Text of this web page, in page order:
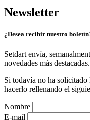
Newsletter
¿Desea recibir nuestro
Setdart envía,
novedades más destacadas.
Si todavía no ha
hacerlo rellenando el
Nombre
E-mail